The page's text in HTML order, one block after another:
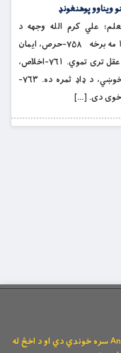
ویناوو پوهنغونډ
علي کرم الله وجهه د
لنډغونډلو او زرینو ویناوو پوهنغونډ پرله پسې ۱۲ مه برخه ۷۵۸-حرص، ایمان
ځپي. ۷۵۹-شک، د ناپوهۍ پایله ده. ۷۶۰-ځانمني، عقل تری تموي. ۷۶۱-اخلاص،
د دینوالۍ روستۍ مرتبه ده. ۷۶۲-(د الله تعالی) خوښي، د ډاډ ثمره ده. ۷۶۳-
د وېبپاڼې ټولې توکیزې او مانیزې رښتې له Andyal.com سره خوندي دي او د اخځ له